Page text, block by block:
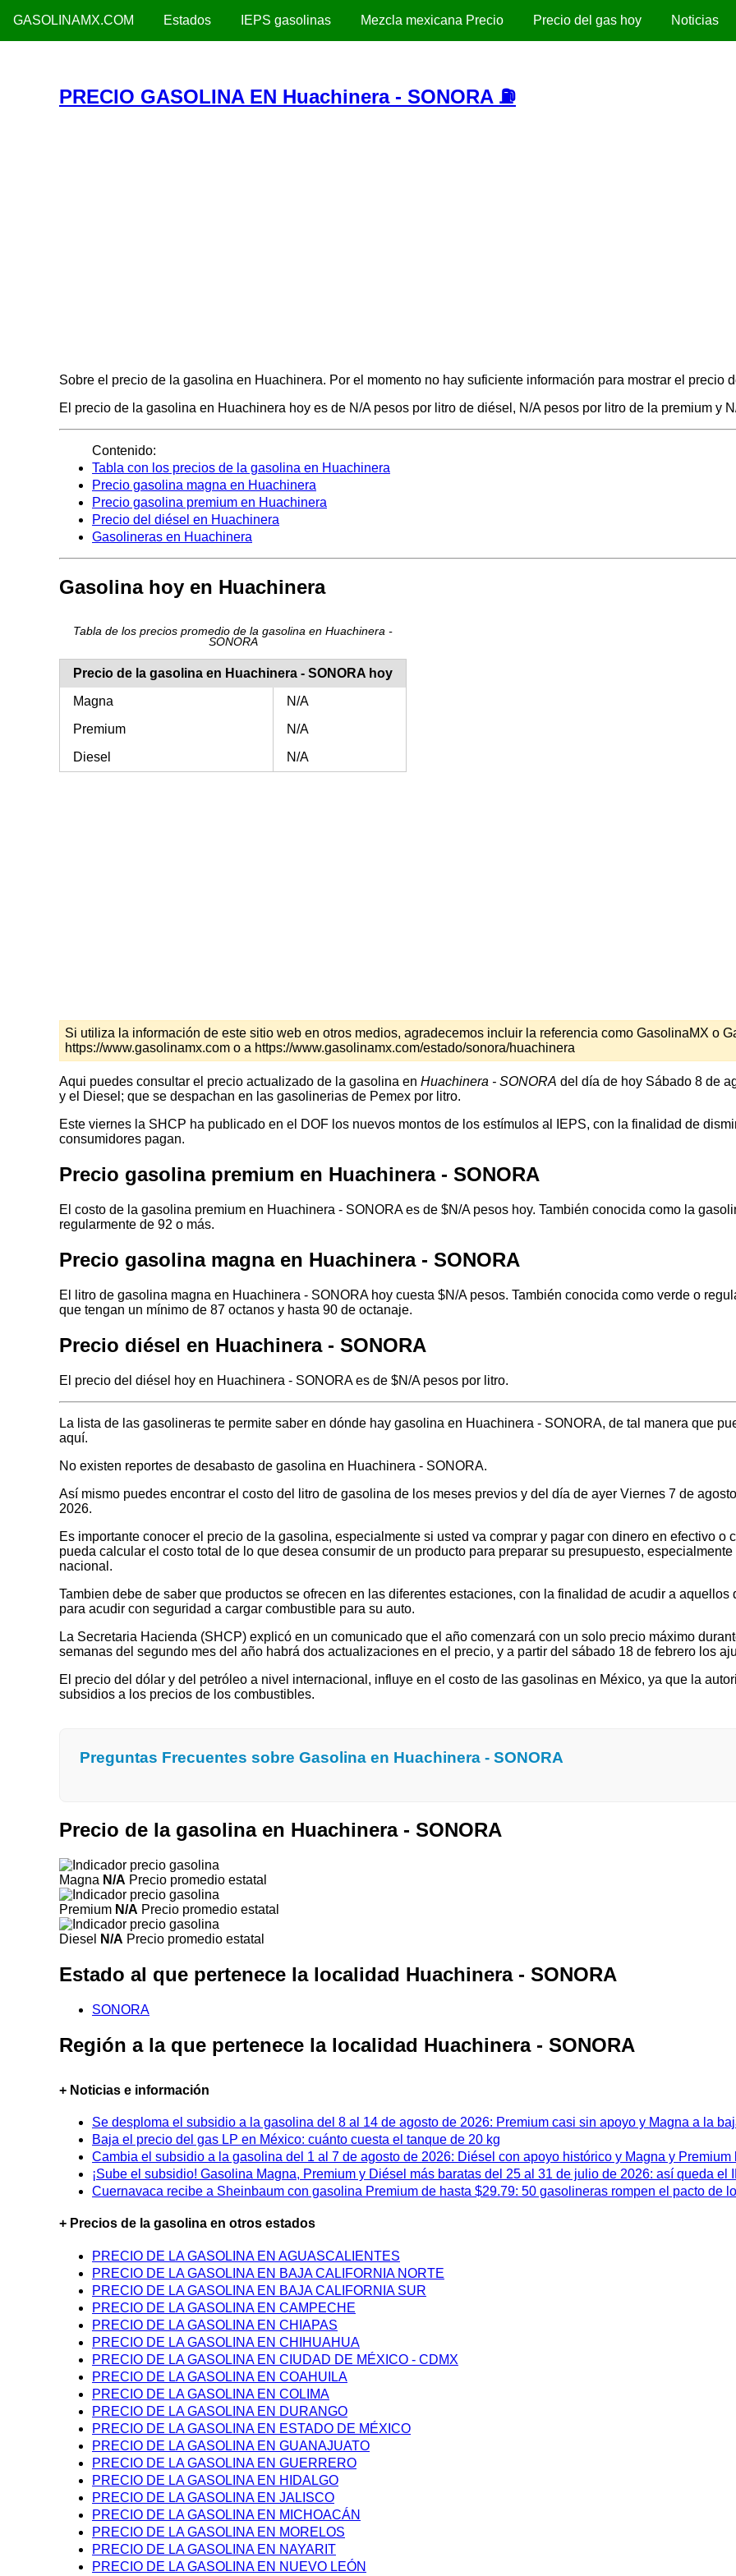
GASOLINAMX.COM Estados IEPS gasolinas Mezcla mexicana Precio Precio del gas hoy Noticias
PRECIO GASOLINA EN Huachinera - SONORA ⛽
Sobre el precio de la gasolina en Huachinera. Por el momento no hay suficiente información para mostrar el precio
El precio de la gasolina en Huachinera hoy es de N/A pesos por litro de diésel, N/A pesos por litro de la premium y
Contenido:
Tabla con los precios de la gasolina en Huachinera
Precio gasolina magna en Huachinera
Precio gasolina premium en Huachinera
Precio del diésel en Huachinera
Gasolineras en Huachinera
Gasolina hoy en Huachinera
Tabla de los precios promedio de la gasolina en Huachinera -
SONORA
Precio de la gasolina en Huachinera - SONORA hoy
Magna
N/A
Premium
N/A
Diesel
N/A
Si utiliza la información de este sitio web en otros medios, agradecemos incluir la referencia como GasolinaMX o
https://www.gasolinamx.com o a https://www.gasolinamx.com/estado/sonora/huachinera
Aqui puedes consultar el precio actualizado de la gasolina en Huachinera - SONORA del día de hoy Sábado 8 de
y el Diesel; que se despachan en las gasolinerias de Pemex por litro.
Este viernes la SHCP ha publicado en el DOF los nuevos montos de los estímulos al IEPS, con la finalidad de
consumidores pagan.
Precio gasolina premium en Huachinera - SONORA
El costo de la gasolina premium en Huachinera - SONORA es de $N/A pesos hoy. También conocida como la
regularmente de 92 o más.
Precio gasolina magna en Huachinera - SONORA
El litro de gasolina magna en Huachinera - SONORA hoy cuesta $N/A pesos. También conocida como verde o
que tengan un mínimo de 87 octanos y hasta 90 de octanaje.
Precio diésel en Huachinera - SONORA
El precio del diésel hoy en Huachinera - SONORA es de $N/A pesos por litro.
La lista de las gasolineras te permite saber en dónde hay gasolina en Huachinera - SONORA, de tal manera que
aquí.
No existen reportes de desabasto de gasolina en Huachinera - SONORA.
Así mismo puedes encontrar el costo del litro de gasolina de los meses previos y del día de ayer Viernes 7 de
2026.
Es importante conocer el precio de la gasolina, especialmente si usted va comprar y pagar con dinero en efectivo o
pueda calcular el costo total de lo que desea consumir de un producto para preparar su presupuesto,
nacional.
Tambien debe de saber que productos se ofrecen en las diferentes estaciones, con la finalidad de acudir a
para acudir con seguridad a cargar combustible para su auto.
La Secretaria Hacienda (SHCP) explicó en un comunicado que el año comenzará con un solo precio máximo
semanas del segundo mes del año habrá dos actualizaciones en el precio, y a partir del sábado 18 de febrero los
El precio del dólar y del petróleo a nivel internacional, influye en el costo de las gasolinas en México, ya que la
subsidios a los precios de los combustibles.
Preguntas Frecuentes sobre Gasolina en Huachinera - SONORA
Precio de la gasolina en Huachinera - SONORA
Magna N/A Precio promedio estatal
Premium N/A Precio promedio estatal
Diesel N/A Precio promedio estatal
Estado al que pertenece la localidad Huachinera - SONORA
SONORA
Región a la que pertenece la localidad Huachinera - SONORA
+ Noticias e información
Se desploma el subsidio a la gasolina del 8 al 14 de agosto de 2026: Premium casi sin apoyo y Magna a la
Baja el precio del gas LP en México: cuánto cuesta el tanque de 20 kg
Cambia el subsidio a la gasolina del 1 al 7 de agosto de 2026: Diésel con apoyo histórico y Magna y Premium
¡Sube el subsidio! Gasolina Magna, Premium y Diésel más baratas del 25 al 31 de julio de 2026: así queda el
Cuernavaca recibe a Sheinbaum con gasolina Premium de hasta $29.79: 50 gasolineras rompen el pacto de
+ Precios de la gasolina en otros estados
PRECIO DE LA GASOLINA EN AGUASCALIENTES
PRECIO DE LA GASOLINA EN BAJA CALIFORNIA NORTE
PRECIO DE LA GASOLINA EN BAJA CALIFORNIA SUR
PRECIO DE LA GASOLINA EN CAMPECHE
PRECIO DE LA GASOLINA EN CHIAPAS
PRECIO DE LA GASOLINA EN CHIHUAHUA
PRECIO DE LA GASOLINA EN CIUDAD DE MÉXICO - CDMX
PRECIO DE LA GASOLINA EN COAHUILA
PRECIO DE LA GASOLINA EN COLIMA
PRECIO DE LA GASOLINA EN DURANGO
PRECIO DE LA GASOLINA EN ESTADO DE MÉXICO
PRECIO DE LA GASOLINA EN GUANAJUATO
PRECIO DE LA GASOLINA EN GUERRERO
PRECIO DE LA GASOLINA EN HIDALGO
PRECIO DE LA GASOLINA EN JALISCO
PRECIO DE LA GASOLINA EN MICHOACÁN
PRECIO DE LA GASOLINA EN MORELOS
PRECIO DE LA GASOLINA EN NAYARIT
PRECIO DE LA GASOLINA EN NUEVO LEÓN